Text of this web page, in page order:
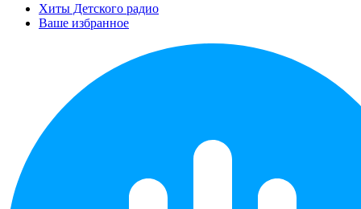
Хиты Детского радио
Ваше избранное